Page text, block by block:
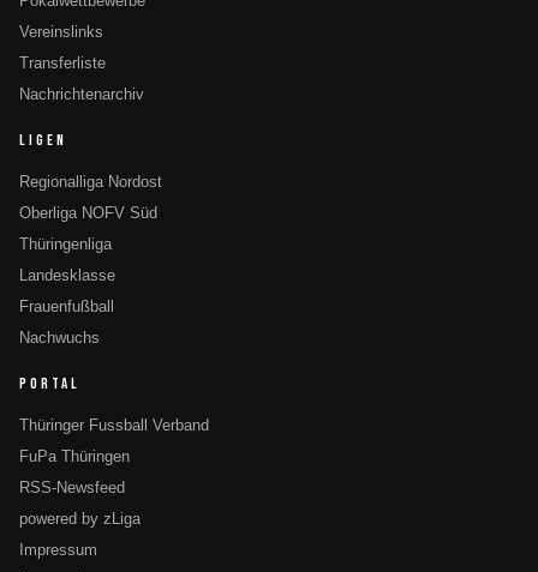
Vereinslinks
Transferliste
Nachrichtenarchiv
LIGEN
Regionalliga Nordost
Oberliga NOFV Süd
Thüringenliga
Landesklasse
Frauenfußball
Nachwuchs
PORTAL
Thüringer Fussball Verband
FuPa Thüringen
RSS-Newsfeed
powered by zLiga
Impressum